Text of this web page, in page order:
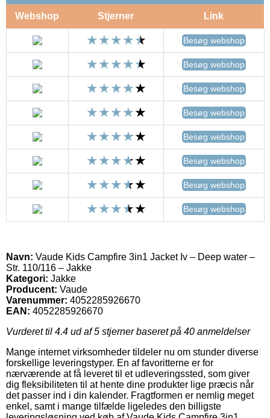
Webshop Stjerner Link
Besøg webshop
Besøg webshop
Besøg webshop
Besøg webshop
Besøg webshop
Besøg webshop
Besøg webshop
Besøg webshop
Navn: Vaude Kids Campfire 3in1 Jacket Iv – Deep water –
Str. 110/116 – Jakke
Kategori: Jakke
Producent: Vaude
Varenummer: 4052285926670
EAN: 4052285926670
Vurderet til 4.4 ud af 5 stjerner baseret på 40 anmeldelser
Mange internet virksomheder tildeler nu om stunder diverse
forskellige leveringstyper. En af favoritterne er for
nærværende at få leveret til et udleveringssted, som giver
dig fleksibiliteten til at hente dine produkter lige præcis når
det passer ind i din kalender. Fragtformen er nemlig meget
enkel, samt i mange tilfælde ligeledes den billigste